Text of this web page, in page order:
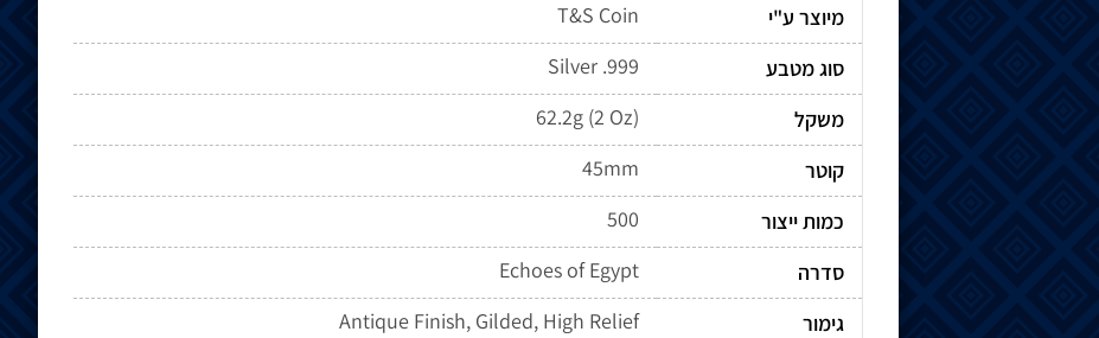
מיוצר ע"י
T&S Coin
סוג מטבע
Silver .999
משקל
62.2g (2 Oz)
קוטר
45mm
כמות ייצור
500
סדרה
Echoes of Egypt
גימור
Antique Finish, Gilded, High Relief